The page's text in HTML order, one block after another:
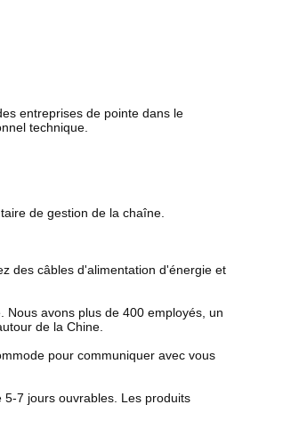
entreprises de pointe dans le
technique.
de gestion de la chaîne.
des câbles d'alimentation d'énergie et
avons plus de 400 employés, un
de la Chine.
pour communiquer avec vous
7 jours ouvrables. Les produits